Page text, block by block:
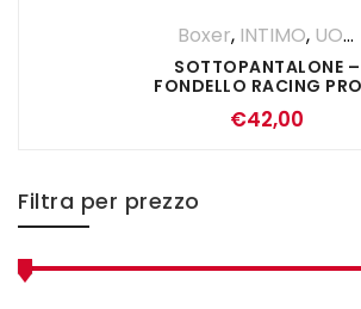
Boxer, INTIMO, UOMO
SOTTOPANTALONE –
FONDELLO RACING
NERO
€42,00
Filtra per prezzo